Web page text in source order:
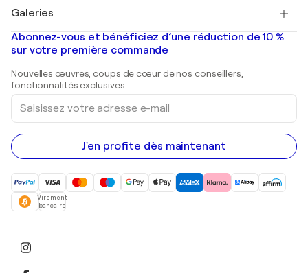
Banksy
Mr. Brainwash
Shepard Fairey
Tableaux abstraits à vendre
Peintures de paysage
Estampes
Peintures acryliques
Galeries
Galeries d'art en France
Galeries d'art en Belgique
Abonnez-vous et bénéficiez d’une réduction de 10 %
sur votre première commande
Nouvelles œuvres, coups de cœur de nos conseillers,
fonctionnalités exclusives.
Saisissez
votre
adresse
e-
mail
J'en profite dès maintenant
Virement
bancaire